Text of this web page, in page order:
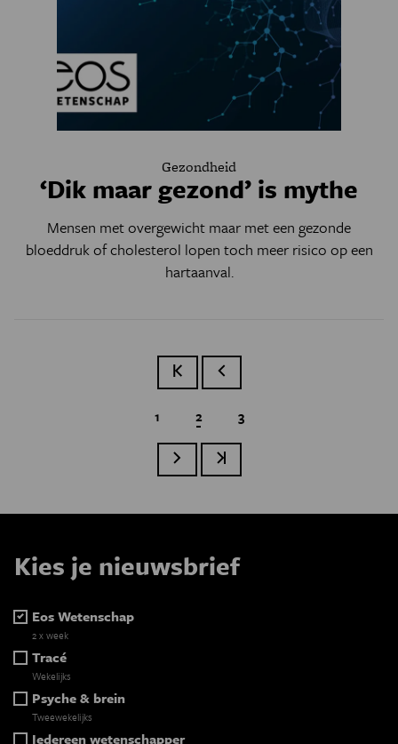
Gezondheid
‘Dik maar gezond’ is mythe
Mensen met overgewicht maar met een gezonde
bloeddruk of cholesterol lopen toch meer risico op een
hartaanval.
Paginatie
Eerste paginaVorige pagina
Page
1 Huidige pagina
2 Page
3
Volgende paginaLaatste pagina
Kies je nieuwsbrief
Eos Wetenschap
2 x week
Tracé
Wekelijks
Psyche & brein
Tweewekelijks
Iedereen wetenschapper